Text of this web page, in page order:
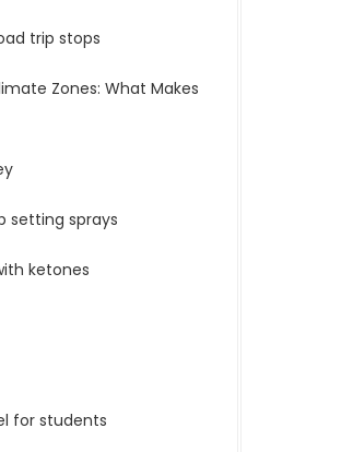
trip stops
Zones: What Makes
setting sprays
ketones
for students